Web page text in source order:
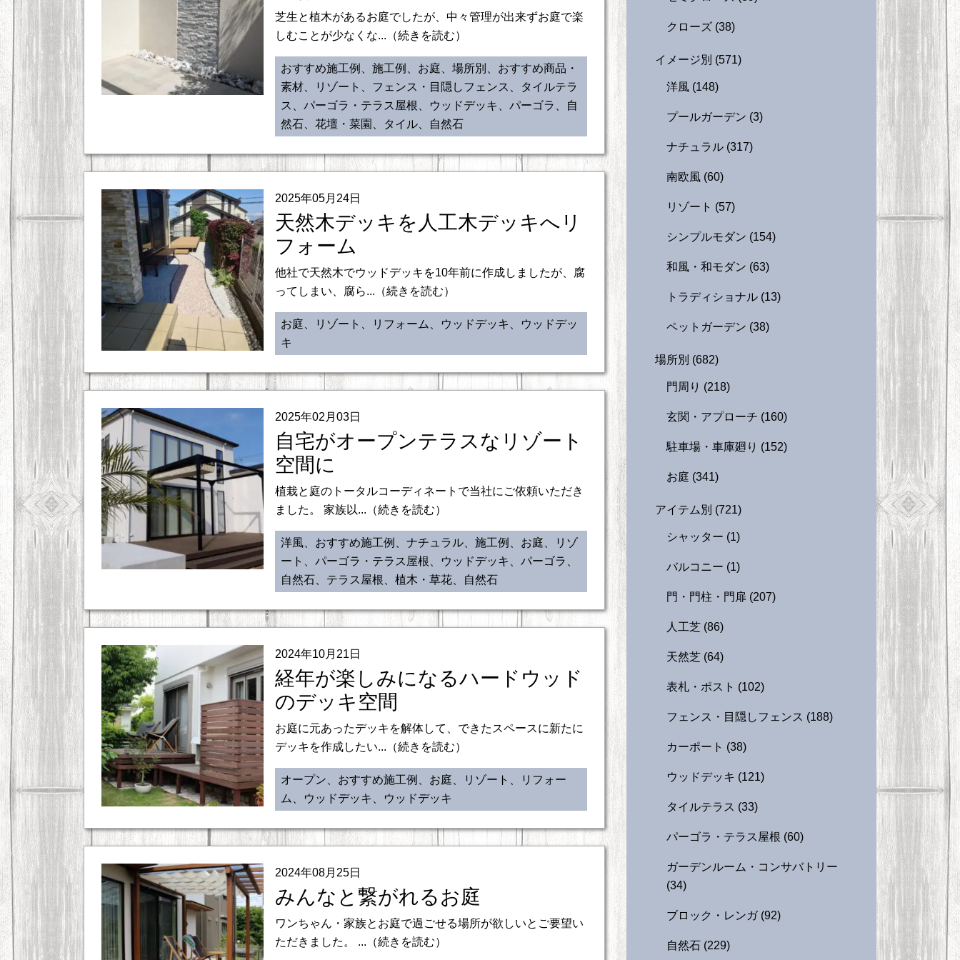
芝生と植木があるお庭でしたが、中々管理が出来ずお庭で楽
しむことが少なくな...（続きを読む）
おすすめ施工例、施工例、お庭、場所別、おすすめ商品・
素材、リゾート、フェンス・目隠しフェンス、タイルテラ
ス、パーゴラ・テラス屋根、ウッドデッキ、パーゴラ、自
然石、花壇・菜園、タイル、自然石
2025年05月24日
天然木デッキを人工木デッキへリ
フォーム
他社で天然木でウッドデッキを10年前に作成しましたが、腐
ってしまい、腐ら...（続きを読む）
お庭、リゾート、リフォーム、ウッドデッキ、ウッドデッ
キ
2025年02月03日
自宅がオープンテラスなリゾート
空間に
植栽と庭のトータルコーディネートで当社にご依頼いただき
ました。 家族以...（続きを読む）
洋風、おすすめ施工例、ナチュラル、施工例、お庭、リゾ
ート、パーゴラ・テラス屋根、ウッドデッキ、パーゴラ、
自然石、テラス屋根、植木・草花、自然石
2024年10月21日
経年が楽しみになるハードウッド
のデッキ空間
お庭に元あったデッキを解体して、できたスペースに新たに
デッキを作成したい...（続きを読む）
オープン、おすすめ施工例、お庭、リゾート、リフォー
ム、ウッドデッキ、ウッドデッキ
2024年08月25日
みんなと繋がれるお庭
ワンちゃん・家族とお庭で過ごせる場所が欲しいとご要望い
ただきました。 ...（続きを読む）
クローズ (38)
イメージ別 (571)
洋風 (148)
プールガーデン (3)
ナチュラル (317)
南欧風 (60)
リゾート (57)
シンプルモダン (154)
和風・和モダン (63)
トラディショナル (13)
ペットガーデン (38)
場所別 (682)
門周り (218)
玄関・アプローチ (160)
駐車場・車庫廻り (152)
お庭 (341)
アイテム別 (721)
シャッター (1)
バルコニー (1)
門・門柱・門扉 (207)
人工芝 (86)
天然芝 (64)
表札・ポスト (102)
フェンス・目隠しフェンス (188)
カーポート (38)
ウッドデッキ (121)
タイルテラス (33)
パーゴラ・テラス屋根 (60)
ガーデンルーム・コンサバトリー
(34)
ブロック・レンガ (92)
自然石 (229)